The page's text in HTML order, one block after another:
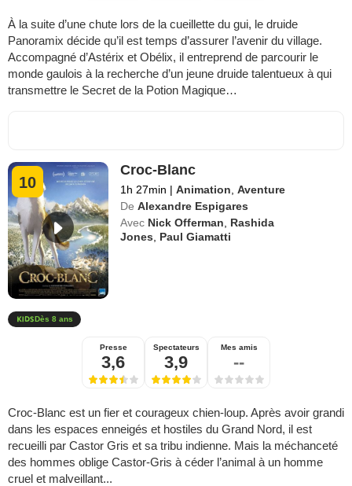
À la suite d’une chute lors de la cueillette du gui, le druide
Panoramix décide qu’il est temps d’assurer l’avenir du village.
Accompagné d’Astérix et Obélix, il entreprend de parcourir le
monde gaulois à la recherche d’un jeune druide talentueux à qui
transmettre le Secret de la Potion Magique…
10
Croc-Blanc
1h 27min | Animation ,Aventure
De Alexandre Espigares
Avec Nick Offerman
Rashida
Jones
Paul Giamatti
Dès 8 ans
Presse
3,6
Spectateurs
3,9
Mes amis
--
Croc-Blanc est un fier et courageux chien-loup. Après avoir grandi
dans les espaces enneigés et hostiles du Grand Nord, il est
recueilli par Castor Gris et sa tribu indienne. Mais la méchanceté
des hommes oblige Castor-Gris à céder l’animal à un homme
cruel et malveillant...